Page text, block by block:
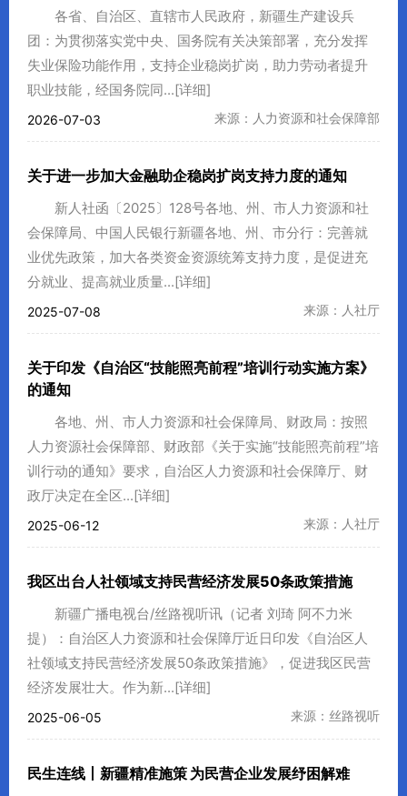
各省、自治区、直辖市人民政府，新疆生产建设兵
团：为贯彻落实党中央、国务院有关决策部署，充分发挥
失业保险功能作用，支持企业稳岗扩岗，助力劳动者提升
职业技能，经国务院同...[详细]
2026-07-03 来源：人力资源和社会保障部
关于进一步加大金融助企稳岗扩岗支持力度的通知
新人社函〔2025〕128号各地、州、市人力资源和社
会保障局、中国人民银行新疆各地、州、市分行：完善就
业优先政策，加大各类资金资源统筹支持力度，是促进充
分就业、提高就业质量...[详细]
2025-07-08 来源：人社厅
关于印发《自治区“技能照亮前程”培训行动实施方案》
的通知
各地、州、市人力资源和社会保障局、财政局：按照
人力资源社会保障部、财政部《关于实施“技能照亮前程”培
训行动的通知》要求，自治区人力资源和社会保障厅、财
政厅决定在全区...[详细]
2025-06-12 来源：人社厅
我区出台人社领域支持民营经济发展50条政策措施
新疆广播电视台/丝路视听讯（记者 刘琦 阿不力米
提）：自治区人力资源和社会保障厅近日印发《自治区人
社领域支持民营经济发展50条政策措施》，促进我区民营
经济发展壮大。作为新...[详细]
2025-06-05 来源：丝路视听
民生连线丨新疆精准施策 为民营企业发展纾困解难